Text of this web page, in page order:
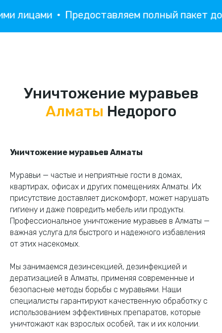
Предоставляем полный пакет
Уничтожение муравьев
Алматы Недорого
Уничтожение муравьев Алматы
Муравьи — частые и неприятные гости в домах,
квартирах, офисах и других помещениях Алматы. Их
присутствие доставляет дискомфорт, может нарушать
гигиену и даже повредить мебель или продукты.
Профессиональное уничтожение муравьев в Алматы —
важная услуга для быстрого и надежного избавления
от этих насекомых.
Мы занимаемся дезинсекцией, дезинфекцией и
дератизацией в Алматы, применяя современные и
безопасные методы борьбы с муравьями. Наши
специалисты гарантируют качественную обработку с
использованием эффективных препаратов, которые
уничтожают как взрослых особей, так и их колонии.